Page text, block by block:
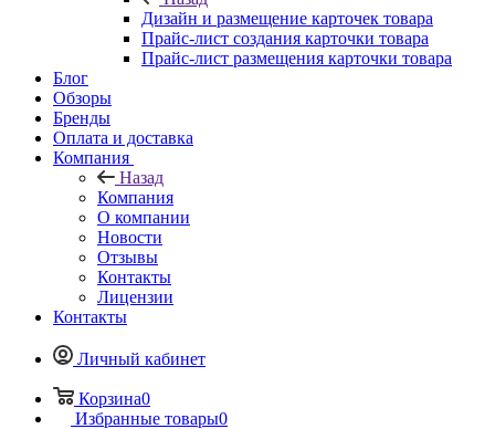
Дизайн и размещение карточек товара
Прайс-лист создания карточки товара
Прайс-лист размещения карточки товара
Блог
Обзоры
Бренды
Оплата и доставка
Компания
Назад
Компания
О компании
Новости
Отзывы
Контакты
Лицензии
Контакты
Личный кабинет
Корзина0
Избранные товары0